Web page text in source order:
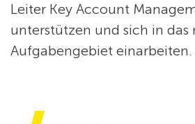
Leiter Key Account
unterstützen und sich in das
Aufgabengebiet einarbeiten.